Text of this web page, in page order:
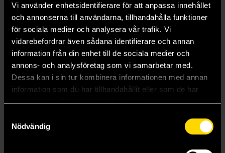
Vi använder enhetsidentifierare för att anpassa innehållet
och annonserna till användarna, tillhandahålla funktioner
för sociala medier och analysera vår trafik. Vi
vidarebefordrar även sådana identifierare och annan
information från din enhet till de sociala medier och
annons- och analysföretag som vi samarbetar med.
Dessa kan i sin tur kombinera informationen med annan
information som du har tillhandahållit eller som de har
samlat in när du har använt deras tjänster.
Nödvändig
Sasaki and Miyano Vol 1
179 kr
Sasaki and Miyano Vol 2